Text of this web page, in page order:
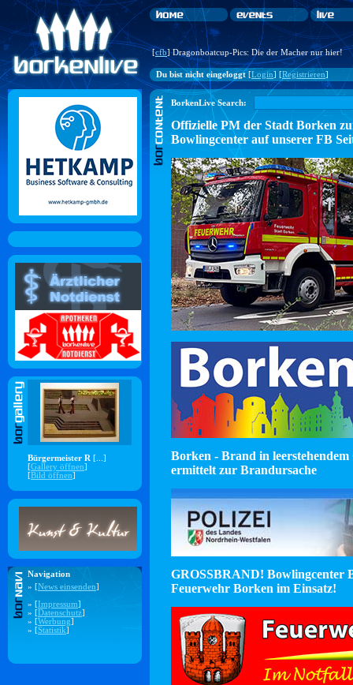
[cfb] Dragonboatcup-Pics: Die der Macher nur hier!
Du bist nicht eingeloggt[Login] [Registrieren]
Bürgermeister R [...]
[Gallery öffnen]
[Bild öffnen]
Navigation
» [News einsenden]
» [Impressum]
» [Datenschutz]
» [Werbung]
» [Statistik]
BorkenLive Search:
Offizielle PM der Stadt Borken
Bowlingcenter auf unserer FB
Borken - Brand in leerstehendem
ermittelt zur Brandursache
GROSSBRAND! Bowlingcenter
Feuerwehr Borken im Einsatz!